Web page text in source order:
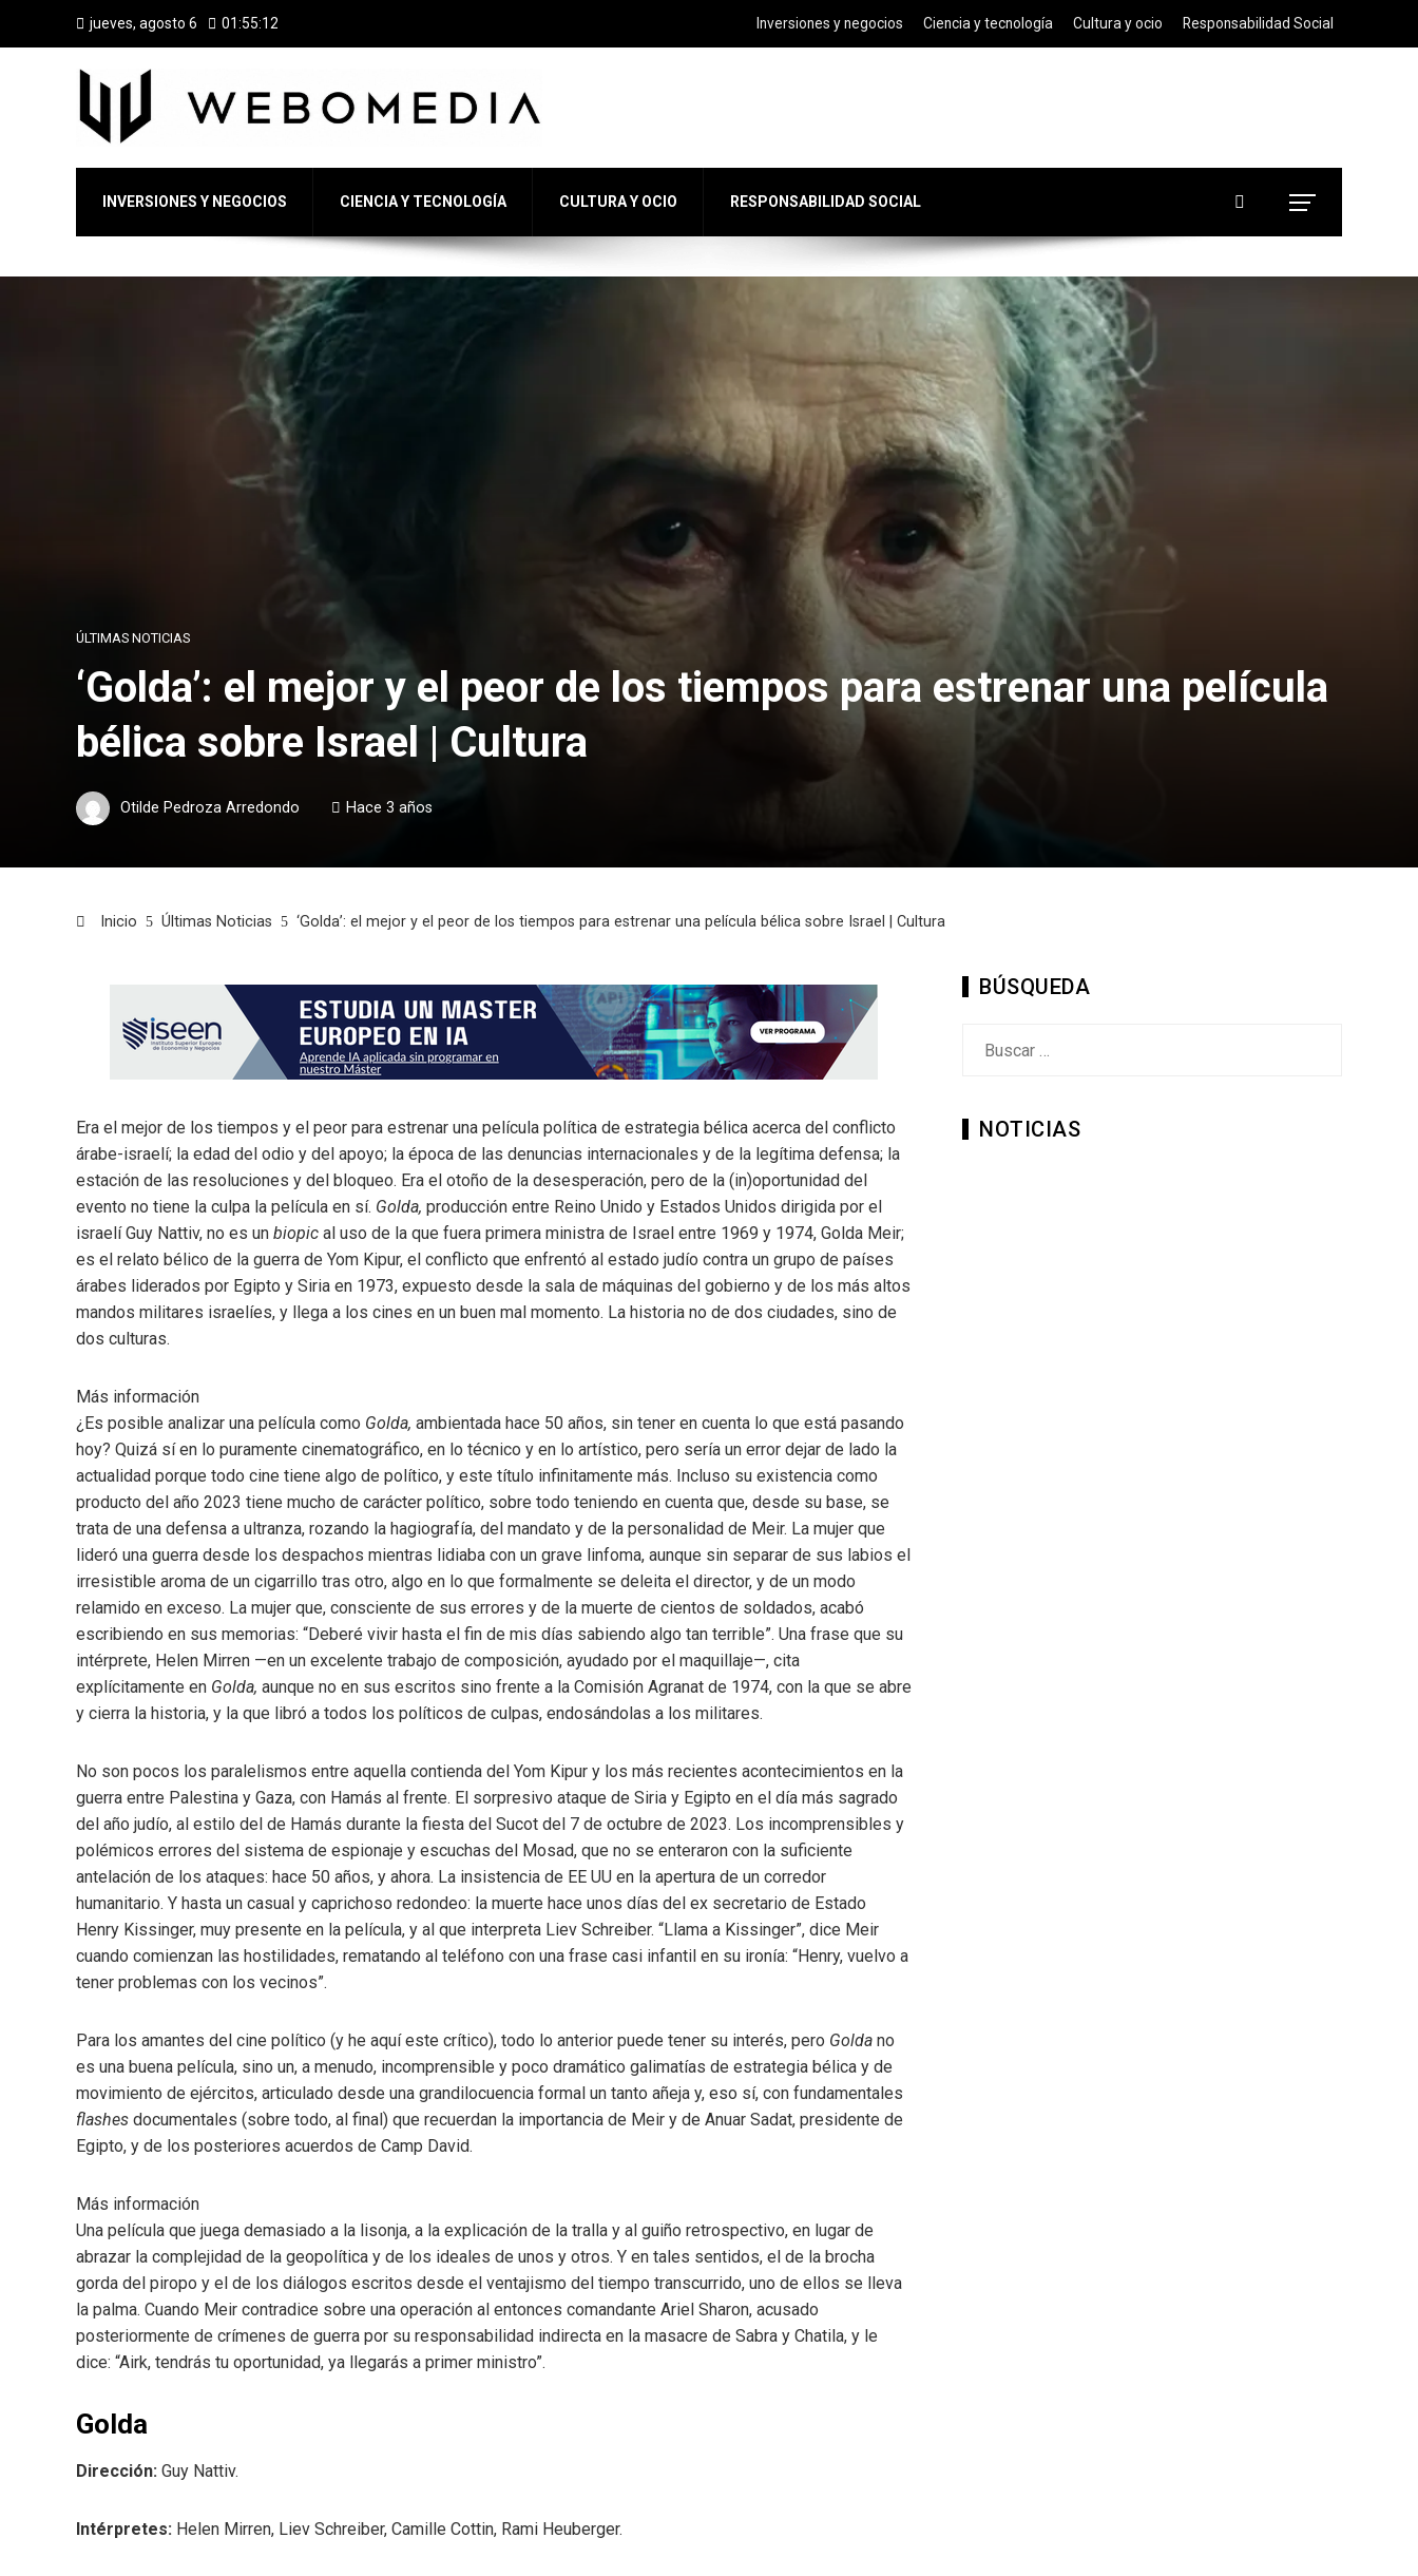
jueves, agosto 6 01:55:13 Inversiones y negocios Ciencia y tecnología Cultura y ocio Responsabilidad Social
INVERSIONES Y NEGOCIOS CIENCIA Y TECNOLOGÍA CULTURA Y OCIO RESPONSABILIDAD SOCIAL
ÚLTIMAS NOTICIAS
‘Golda’: el mejor y el peor de los tiempos para estrenar una película
bélica sobre Israel | Cultura
Otilde Pedroza Arredondo Hace 3 años
Inicio Últimas Noticias ‘Golda’: el mejor y el peor de los tiempos para estrenar una película bélica sobre Israel | Cultura
Era el mejor de los tiempos y el peor para estrenar una película política de estrategia bélica acerca del conflicto
árabe-israelí; la edad del odio y del apoyo; la época de las denuncias internacionales y de la legítima defensa; la
estación de las resoluciones y del bloqueo. Era el otoño de la desesperación, pero de la (in)oportunidad del
evento no tiene la culpa la película en sí. Golda, producción entre Reino Unido y Estados Unidos dirigida por el
israelí Guy Nattiv, no es un biopic al uso de la que fuera primera ministra de Israel entre 1969 y 1974, Golda Meir;
es el relato bélico de la guerra de Yom Kipur, el conflicto que enfrentó al estado judío contra un grupo de países
árabes liderados por Egipto y Siria en 1973, expuesto desde la sala de máquinas del gobierno y de los más altos
mandos militares israelíes, y llega a los cines en un buen mal momento. La historia no de dos ciudades, sino de
dos culturas.
Más información
¿Es posible analizar una película como Golda, ambientada hace 50 años, sin tener en cuenta lo que está pasando
hoy? Quizá sí en lo puramente cinematográfico, en lo técnico y en lo artístico, pero sería un error dejar de lado la
actualidad porque todo cine tiene algo de político, y este título infinitamente más. Incluso su existencia como
producto del año 2023 tiene mucho de carácter político, sobre todo teniendo en cuenta que, desde su base, se
trata de una defensa a ultranza, rozando la hagiografía, del mandato y de la personalidad de Meir. La mujer que
lideró una guerra desde los despachos mientras lidiaba con un grave linfoma, aunque sin separar de sus labios el
irresistible aroma de un cigarrillo tras otro, algo en lo que formalmente se deleita el director, y de un modo
relamido en exceso. La mujer que, consciente de sus errores y de la muerte de cientos de soldados, acabó
escribiendo en sus memorias: “Deberé vivir hasta el fin de mis días sabiendo algo tan terrible”. Una frase que su
intérprete, Helen Mirren —en un excelente trabajo de composición, ayudado por el maquillaje—, cita
explícitamente en Golda, aunque no en sus escritos sino frente a la Comisión Agranat de 1974, con la que se abre
y cierra la historia, y la que libró a todos los políticos de culpas, endosándolas a los militares.
No son pocos los paralelismos entre aquella contienda del Yom Kipur y los más recientes acontecimientos en la
guerra entre Palestina y Gaza, con Hamás al frente. El sorpresivo ataque de Siria y Egipto en el día más sagrado
del año judío, al estilo del de Hamás durante la fiesta del Sucot del 7 de octubre de 2023. Los incomprensibles y
polémicos errores del sistema de espionaje y escuchas del Mosad, que no se enteraron con la suficiente
antelación de los ataques: hace 50 años, y ahora. La insistencia de EE UU en la apertura de un corredor
humanitario. Y hasta un casual y caprichoso redondeo: la muerte hace unos días del ex secretario de Estado
Henry Kissinger, muy presente en la película, y al que interpreta Liev Schreiber. “Llama a Kissinger”, dice Meir
cuando comienzan las hostilidades, rematando al teléfono con una frase casi infantil en su ironía: “Henry, vuelvo a
tener problemas con los vecinos”.
Para los amantes del cine político (y he aquí este crítico), todo lo anterior puede tener su interés, pero Golda no
es una buena película, sino un, a menudo, incomprensible y poco dramático galimatías de estrategia bélica y de
movimiento de ejércitos, articulado desde una grandilocuencia formal un tanto añeja y, eso sí, con fundamentales
flashes documentales (sobre todo, al final) que recuerdan la importancia de Meir y de Anuar Sadat, presidente de
Egipto, y de los posteriores acuerdos de Camp David.
Más información
Una película que juega demasiado a la lisonja, a la explicación de la tralla y al guiño retrospectivo, en lugar de
abrazar la complejidad de la geopolítica y de los ideales de unos y otros. Y en tales sentidos, el de la brocha
gorda del piropo y el de los diálogos escritos desde el ventajismo del tiempo transcurrido, uno de ellos se lleva
la palma. Cuando Meir contradice sobre una operación al entonces comandante Ariel Sharon, acusado
posteriormente de crímenes de guerra por su responsabilidad indirecta en la masacre de Sabra y Chatila, y le
dice: “Airk, tendrás tu oportunidad, ya llegarás a primer ministro”.
Golda
Dirección: Guy Nattiv.
Intérpretes: Helen Mirren, Liev Schreiber, Camille Cottin, Rami Heuberger.
BÚSQUEDA
NOTICIAS